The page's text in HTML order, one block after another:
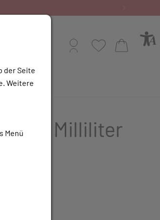
Profil WunschlisteWarenkorb
30 Milliliter
der Seite
Weitere
Menü